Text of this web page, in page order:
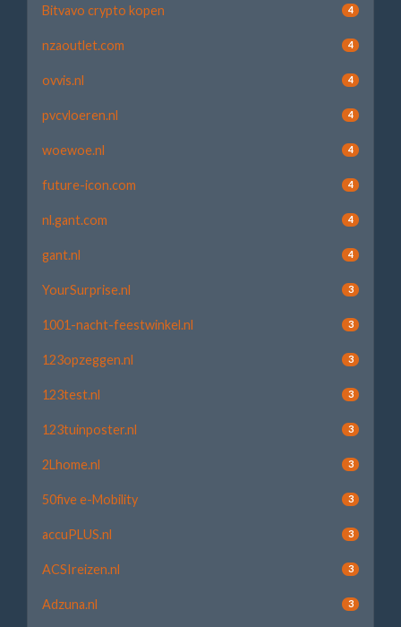
Bitvavo crypto kopen 4
nzaoutlet.com 4
ovvis.nl 4
pvcvloeren.nl 4
woewoe.nl 4
future-icon.com 4
nl.gant.com 4
gant.nl 4
YourSurprise.nl 3
1001-nacht-feestwinkel.nl 3
123opzeggen.nl 3
123test.nl 3
123tuinposter.nl 3
2Lhome.nl 3
50five e-Mobility 3
accuPLUS.nl 3
ACSIreizen.nl 3
Adzuna.nl 3